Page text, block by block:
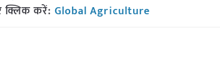
क्लिक करें: Global Agriculture